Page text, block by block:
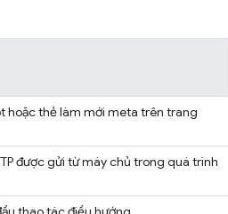
hoặc thẻ làm mới meta trên trang
được gửi từ máy chủ trong quá trình